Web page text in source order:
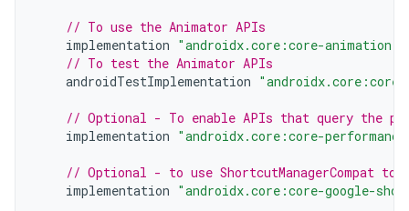
// To use the Animator APIs
implementation "androidx.core:core-
// To test the Animator APIs
androidTestImplementation
// Optional - To enable APIs that query the
implementation "androidx.core:core-
// Optional - to use ShortcutManagerCompat to
implementation "androidx.core:core-google-